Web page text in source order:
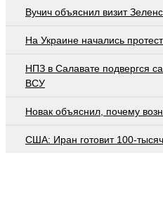
Вучич объяснил визит
На Украине начались
НПЗ в Салавате подвергся
ВСУ
Новак объяснил, почему
США: Иран готовит 100-